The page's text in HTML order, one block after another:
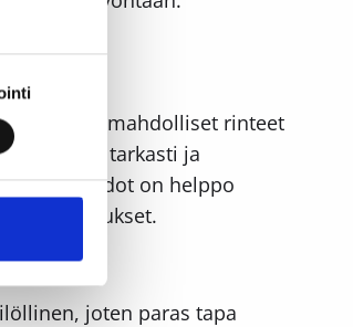
mahdolliset rinteet
tehdään tarkasti ja
muodot on helppo
vaatimukset.
joten paras tapa